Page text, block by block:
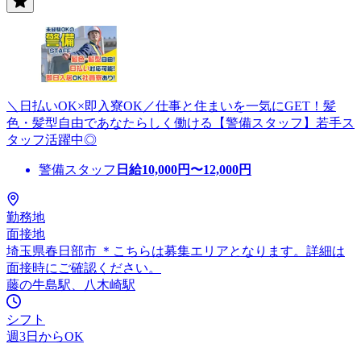
＼日払いOK×即入寮OK／仕事と住まいを一気にGET！髪
色・髪型自由であなたらしく働ける【警備スタッフ】若手ス
タッフ活躍中◎
警備スタッフ 日給10,000円〜12,000円
勤務地
面接地
埼玉県春日部市 ＊こちらは募集エリアとなります。詳細は
面接時にご確認ください。
藤の牛島駅、八木崎駅
シフト
週3日からOK